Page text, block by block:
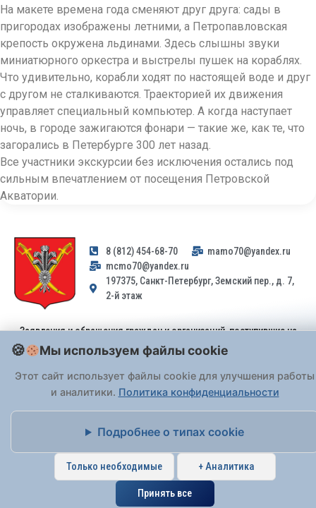
На макете времена года сменяют друг друга: сады в
пригородах изображены летними, а Петропавловская
крепость окружена льдинами. Здесь слышны звуки
миниатюрного оркестра и выстрелы пушек на кораблях.
Что удивительно, корабли ходят по настоящей воде и друг
с другом не сталкиваются. Траекторией их движения
управляет специальный компьютер. А когда наступает
ночь, в городе зажигаются фонари — такие же, как те, что
загорались в Петербурге 300 лет назад.
Все участники экскурсии без исключения остались под
сильным впечатлением от посещения Петровской
Акватории.
8 (812) 454-68-70
mamo70@yandex.ru
mcmo70@yandex.ru
197375, Санкт-Петербург, Земский пер., д. 7,
2-й этаж
Заявления и обращения граждан и организаций, поступившие на
адрес email, не могут быть рассмотрены на основании
Федерального закона от 02.05.2006 № 59-ФЗ
принимаются только: по почте, черезпортал «Госуслуги» (ЕПГУ)
или лично при предъявлении паспорта.
На Сайте действуетПолитика обработки персональных данных
Мы используем файлы cookie
Этот сайт использует файлы cookie для улучшения работы
и аналитики. Политика конфиденциальности
Подробнее о типах cookie
Только необходимые + Аналитика
Принять все